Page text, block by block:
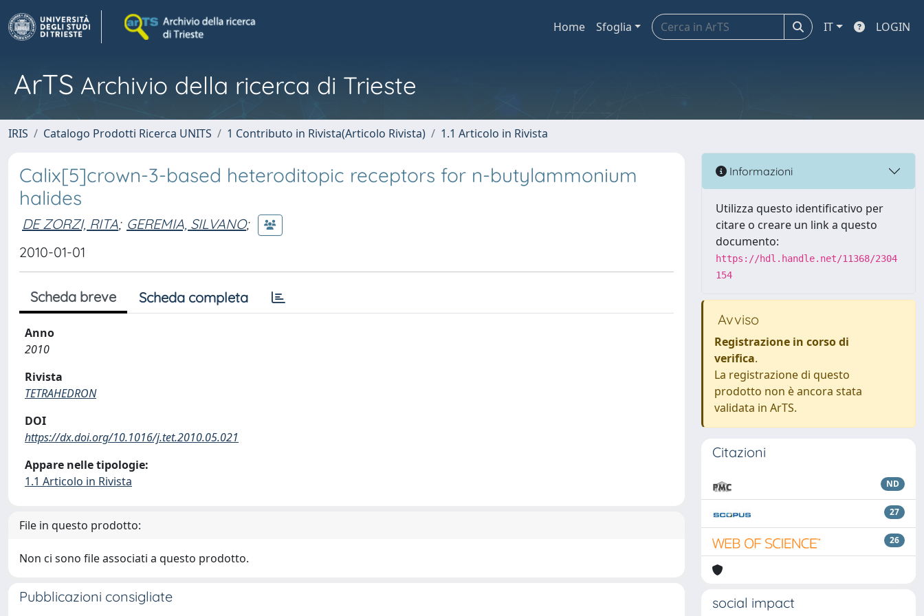
Home Sfoglia IT LOGIN
ArTS Archivio della ricerca di Trieste
IRIS Catalogo Prodotti Ricerca UNITS 1 Contributo in Rivista(Articolo Rivista) 1.1 Articolo in Rivista
Calix[5]crown-3-based heteroditopic receptors for n-butylammonium
halides
DE ZORZI, RITA; GEREMIA, SILVANO;
2010-01-01
Scheda breve Scheda completa
Anno
2010
Rivista
TETRAHEDRON
DOI
https://dx.doi.org/10.1016/j.tet.2010.05.021
Appare nelle tipologie:
1.1 Articolo in Rivista
File in questo prodotto:
Non ci sono file associati a questo prodotto.
Pubblicazioni consigliate
Informazioni
Utilizza questo identificativo per
citare o creare un link a questo
documento:
https://hdl.handle.net/11368/2304
154
Avviso
Registrazione in corso di
verifica.
La registrazione di questo
prodotto non è ancora stata
validata in ArTS.
Citazioni
ND
27
26
social impact